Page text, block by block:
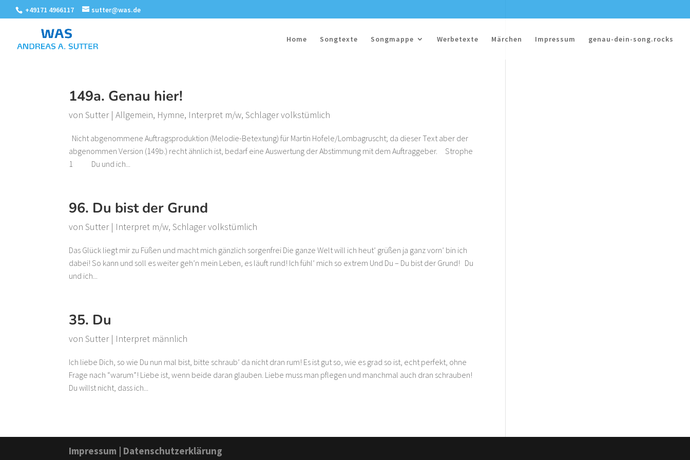
+49171 4966117 sutter@was.de
Home Songtexte Songmappe Werbetexte Märchen Impressum genau-dein-song.rocks
149a. Genau hier!
vonSutter|Allgemein, Hymne, Interpret m/w,Schlager volkstümlich
Nicht abgenommene Auftragsproduktion (Melodie-Betextung) für Martin Hofele/Lombagruscht; da dieser Text aber der
abgenommen Version (149b.) recht ähnlich ist, bedarf eine Auswertung der Abstimmung mit dem Auftraggeber. Strophe
1 Du und ich...
96. Du bist der Grund
vonSutter| Interpret m/w,Schlager volkstümlich
Das Glück liegt mir zu Füßen und macht mich gänzlich sorgenfrei Die ganze Welt will ich heut’ grüßen ja ganz vorn’ bin ich
dabei! So kann und soll es weiter geh’n mein Leben, es läuft rund! Ich fühl’ mich so extrem Und Du – Du bist der Grund! Du
und ich...
35. Du
vonSutter| Interpret männlich
Ich liebe Dich, so wie Du nun mal bist, bitte schraub’ da nicht dran rum! Es ist gut so, wie es grad so ist, echt perfekt, ohne
Frage nach “warum”! Liebe ist, wenn beide daran glauben. Liebe muss man pflegen und manchmal auch dran schrauben!
Du willst nicht, dass ich...
Impressum | Datenschutzerklärung